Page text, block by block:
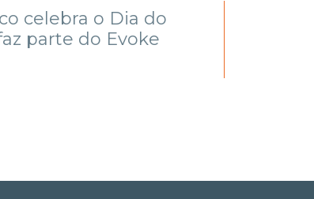
celebra o Dia do
parte do Evoke